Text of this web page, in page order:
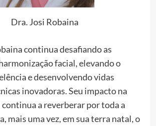
Dra. Josi Robaina
continua desafiando as
facial, elevando o
e desenvolvendo vidas
inovadoras. Seu impacto na
a reverberar por toda a
mais uma vez, em sua terra natal, o